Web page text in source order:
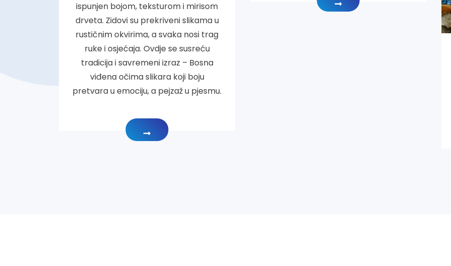
ispunjen bojom, teksturom i mirisom
drveta. Zidovi su prekriveni slikama u
rustičnim okvirima, a svaka nosi trag
ruke i osjećaja. Ovdje se susreću
tradicija i savremeni izraz – Bosna
viđena očima slikara koji boju
pretvara u emociju, a pejzaž u pjesmu.